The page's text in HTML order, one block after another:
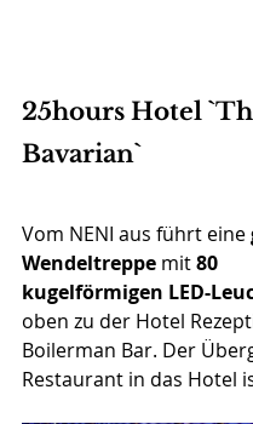
25hours Hotel
Bavarian`
Vom NENI aus führt eine
Wendeltreppe mit 80
kugelförmigen LED-
oben zu der Hotel
Boilerman Bar. Der
Restaurant in das Hotel